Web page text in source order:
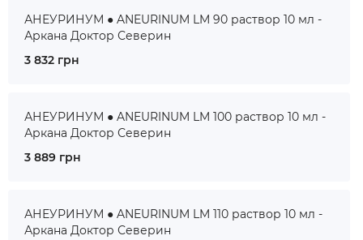
АНЕУРИНУМ ● ANEURINUM LM 90 раствор 10 мл -
Аркана Доктор Северин
3 832 грн
АНЕУРИНУМ ● ANEURINUM LM 100 раствор 10 мл -
Аркана Доктор Северин
3 889 грн
АНЕУРИНУМ ● ANEURINUM LM 110 раствор 10 мл -
Аркана Доктор Северин